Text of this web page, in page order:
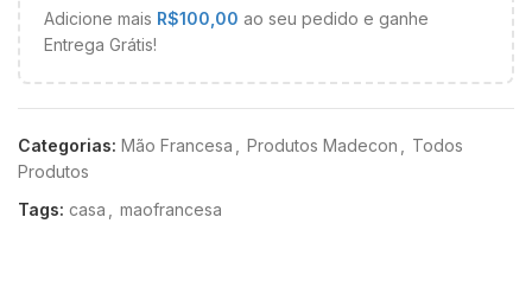
Adicione mais R$100,00 ao seu pedido e ganhe
Entrega Grátis!
Categorias: Mão Francesa Produtos Madecon
Todos
Produtos
Tags: casa maofrancesa